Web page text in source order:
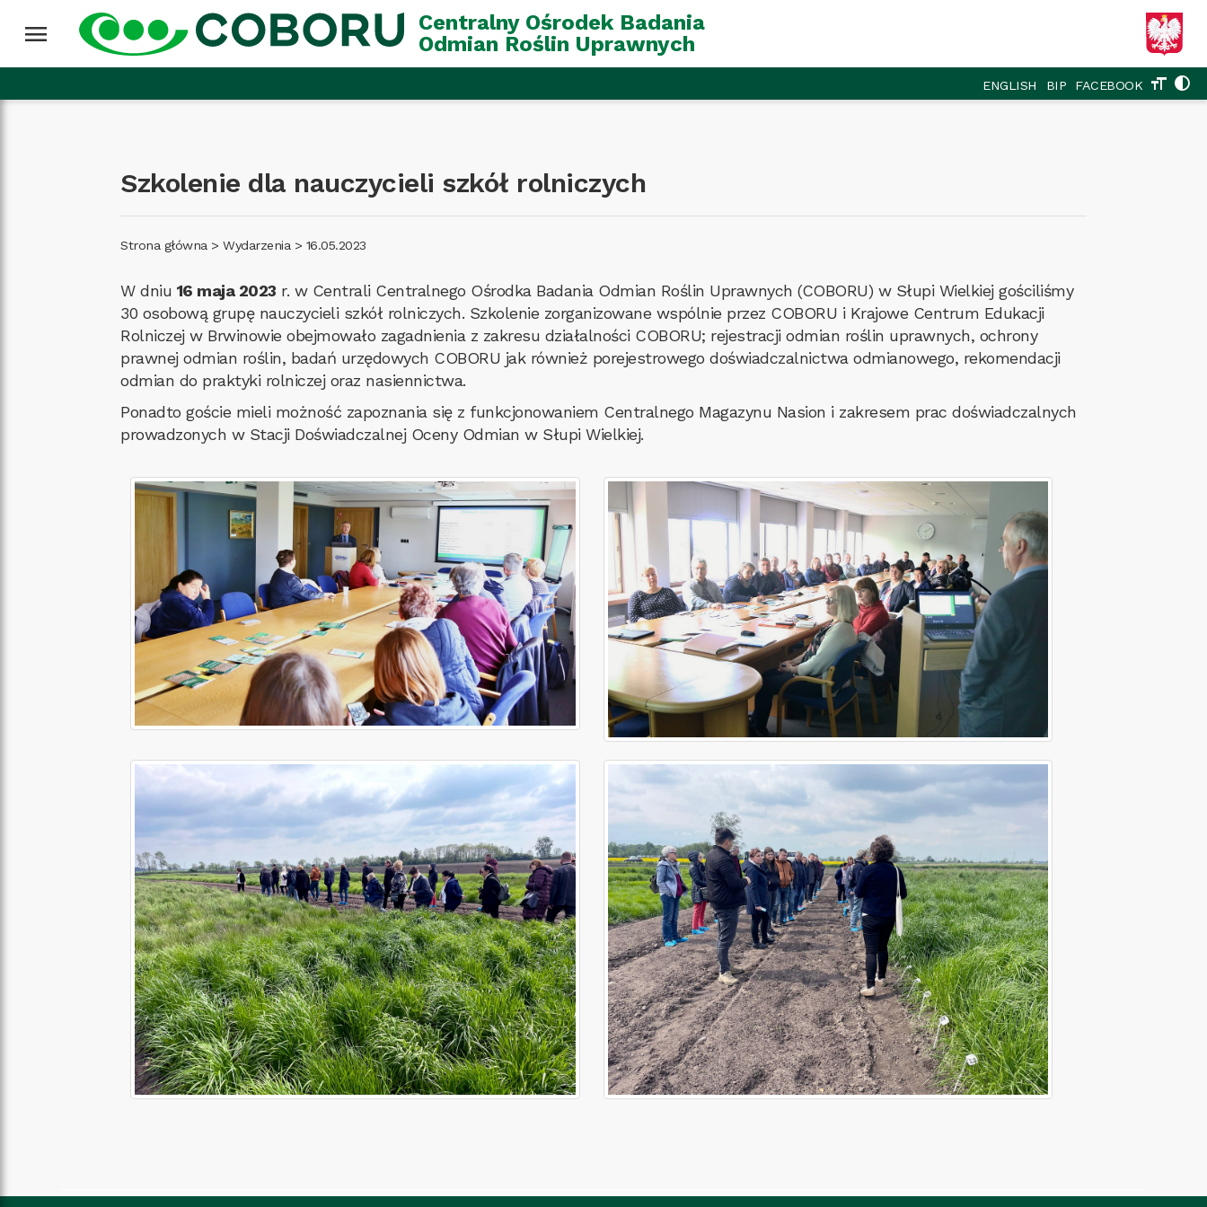
Przejdź do treści
menu
Centralny Ośrodek Badania
Odmian Roślin Uprawnych
ENGLISH BIP FACEBOOK format_size contrast
Szkolenie dla nauczycieli szkół rolniczych
Strona główna >Wydarzenia > 16.05.2023
W dniu 16 maja 2023 r. w Centrali Centralnego Ośrodka Badania Odmian Roślin Uprawnych (COBORU) w Słupi Wielkiej gościliśmy
30 osobową grupę nauczycieli szkół rolniczych. Szkolenie zorganizowane wspólnie przez COBORU i Krajowe Centrum Edukacji
Rolniczej w Brwinowie obejmowało zagadnienia z zakresu działalności COBORU; rejestracji odmian roślin uprawnych, ochrony
prawnej odmian roślin, badań urzędowych COBORU jak również porejestrowego doświadczalnictwa odmianowego, rekomendacji
odmian do praktyki rolniczej oraz nasiennictwa.
Ponadto goście mieli możność zapoznania się z funkcjonowaniem Centralnego Magazynu Nasion i zakresem prac doświadczalnych
prowadzonych w Stacji Doświadczalnej Oceny Odmian w Słupi Wielkiej.
Wróć na górę